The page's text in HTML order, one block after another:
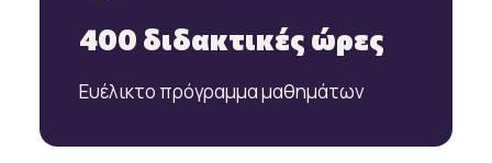
400 διδακτικές ώρες
Ευέλικτο πρόγραμμα μαθημάτων